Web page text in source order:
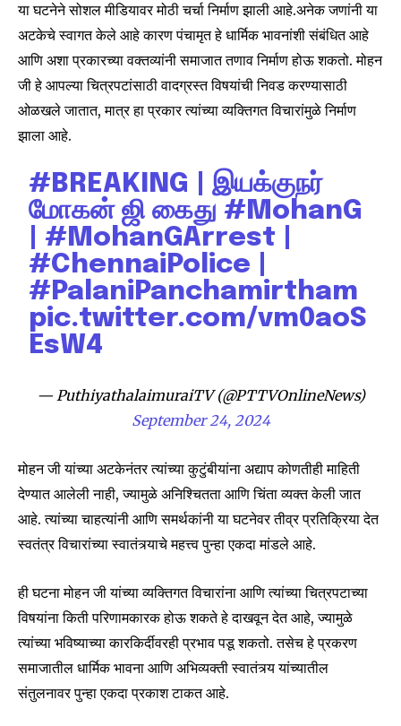
Join our community of
SUBSCRIBERS and be part of the
conversation.
or click the subscribe button below. Don't worry, we respect
your privacy and won't spam your inbox. Your information is
safe with us.
SUBSCRIBE
I've read and accept thePrivacy Policy.
या घटनेने सोशल मीडियावर मोठी चर्चा निर्माण झाली आहे.अनेक जणांनी या
अटकेचे स्वागत केले आहे कारण पंचामृत हे धार्मिक भावनांशी संबंधित आहे
आणि अशा प्रकारच्या वक्तव्यांनी समाजात तणाव निर्माण होऊ शकतो. मोहन
जी हे आपल्या चित्रपटांसाठी वादग्रस्त विषयांची निवड करण्यासाठी
ओळखले जातात, मात्र हा प्रकार त्यांच्या व्यक्तिगत विचारांमुळे निर्माण
झाला आहे.
#BREAKING | இயக்குநர்
மோகன் ஜி கைது#MohanG
|#MohanGArrest
#ChennaiPolice
#PalaniPanchamirtham
pic.twitter.com/vm0aoS
EsW4
— PuthiyathalaimuraiTV (@PTTVOnlineNews)
September 24, 2024
मोहन जी यांच्या अटकेनंतर त्यांच्या कुटुंबीयांना अद्याप कोणतीही माहिती
देण्यात आलेली नाही, ज्यामुळे अनिश्चितता आणि चिंता व्यक्त केली जात
आहे. त्यांच्या चाहत्यांनी आणि समर्थकांनी या घटनेवर तीव्र प्रतिक्रिया देत
स्वतंत्र विचारांच्या स्वातंत्र्याचे महत्त्व पुन्हा एकदा मांडले आहे.
ही घटना मोहन जी यांच्या व्यक्तिगत विचारांना आणि त्यांच्या चित्रपटाच्या
विषयांना किती परिणामकारक होऊ शकते हे दाखवून देत आहे, ज्यामुळे
त्यांच्या भविष्याच्या कारकिर्दीवरही प्रभाव पडू शकतो. तसेच हे प्रकरण
समाजातील धार्मिक भावना आणि अभिव्यक्ती स्वातंत्र्य यांच्यातील
संतुलनावर पुन्हा एकदा प्रकाश टाकत आहे.